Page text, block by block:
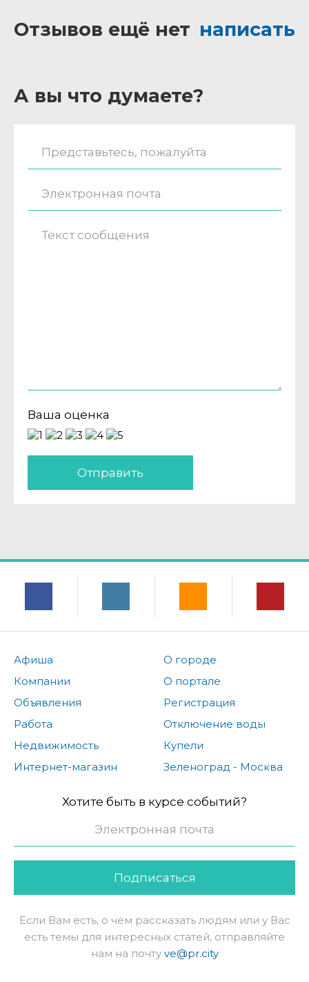
Отзывов ещё нет написать
А вы что думаете?
Ваша оценка
Отправить
Афиша
Компании
Объявления
Работа
Недвижимость
Интернет-магазин
О городе
О портале
Регистрация
Отключение воды
Купели
Зеленоград - Москва
Хотите быть в курсе событий?
Подписаться
Если Вам есть, о чем рассказать людям или у Вас
есть темы для интересных статей, отправляйте
нам на почту ve@pr.city